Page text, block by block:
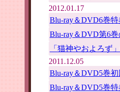
2012.01.17
Blu-ray＆DVD6巻
Blu-ray＆DVD第6
「猫神やおよろず
2011.12.05
Blu-ray＆DVD5巻
Blu-ray＆DVD5巻